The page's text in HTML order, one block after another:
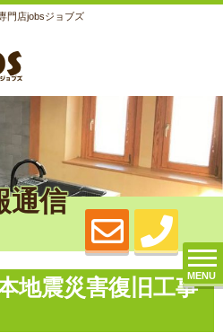
門店jobsジョブズ
MENU
通信
地震災害復旧工事